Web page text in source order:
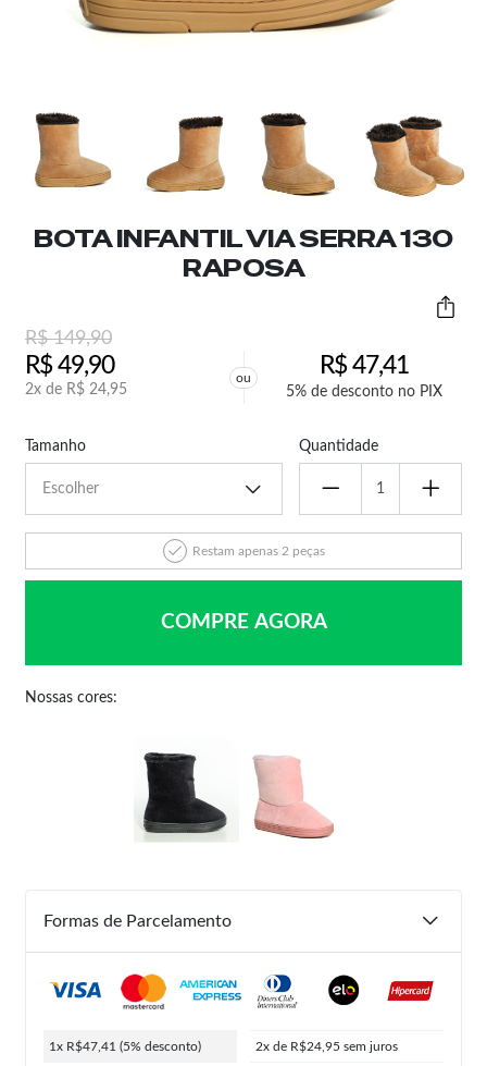
BOTA INFANTIL VIA SERRA 130
RAPOSA
R$149,90
R$49,90
2x de R$ 24,95
ou R$47,41
5% de desconto no PIX
Tamanho Quantidade
Restam apenas 2 peças
COMPRE AGORA
Nossas cores:
Formas de Parcelamento
1x R$47,41 (5% desconto) 2x de R$24,95 sem juros